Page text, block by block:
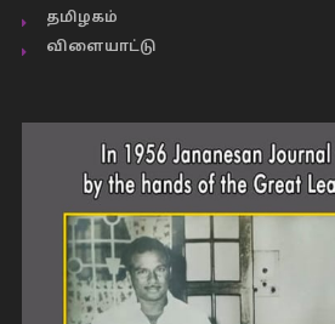
தமிழகம்
விளையாட்டு